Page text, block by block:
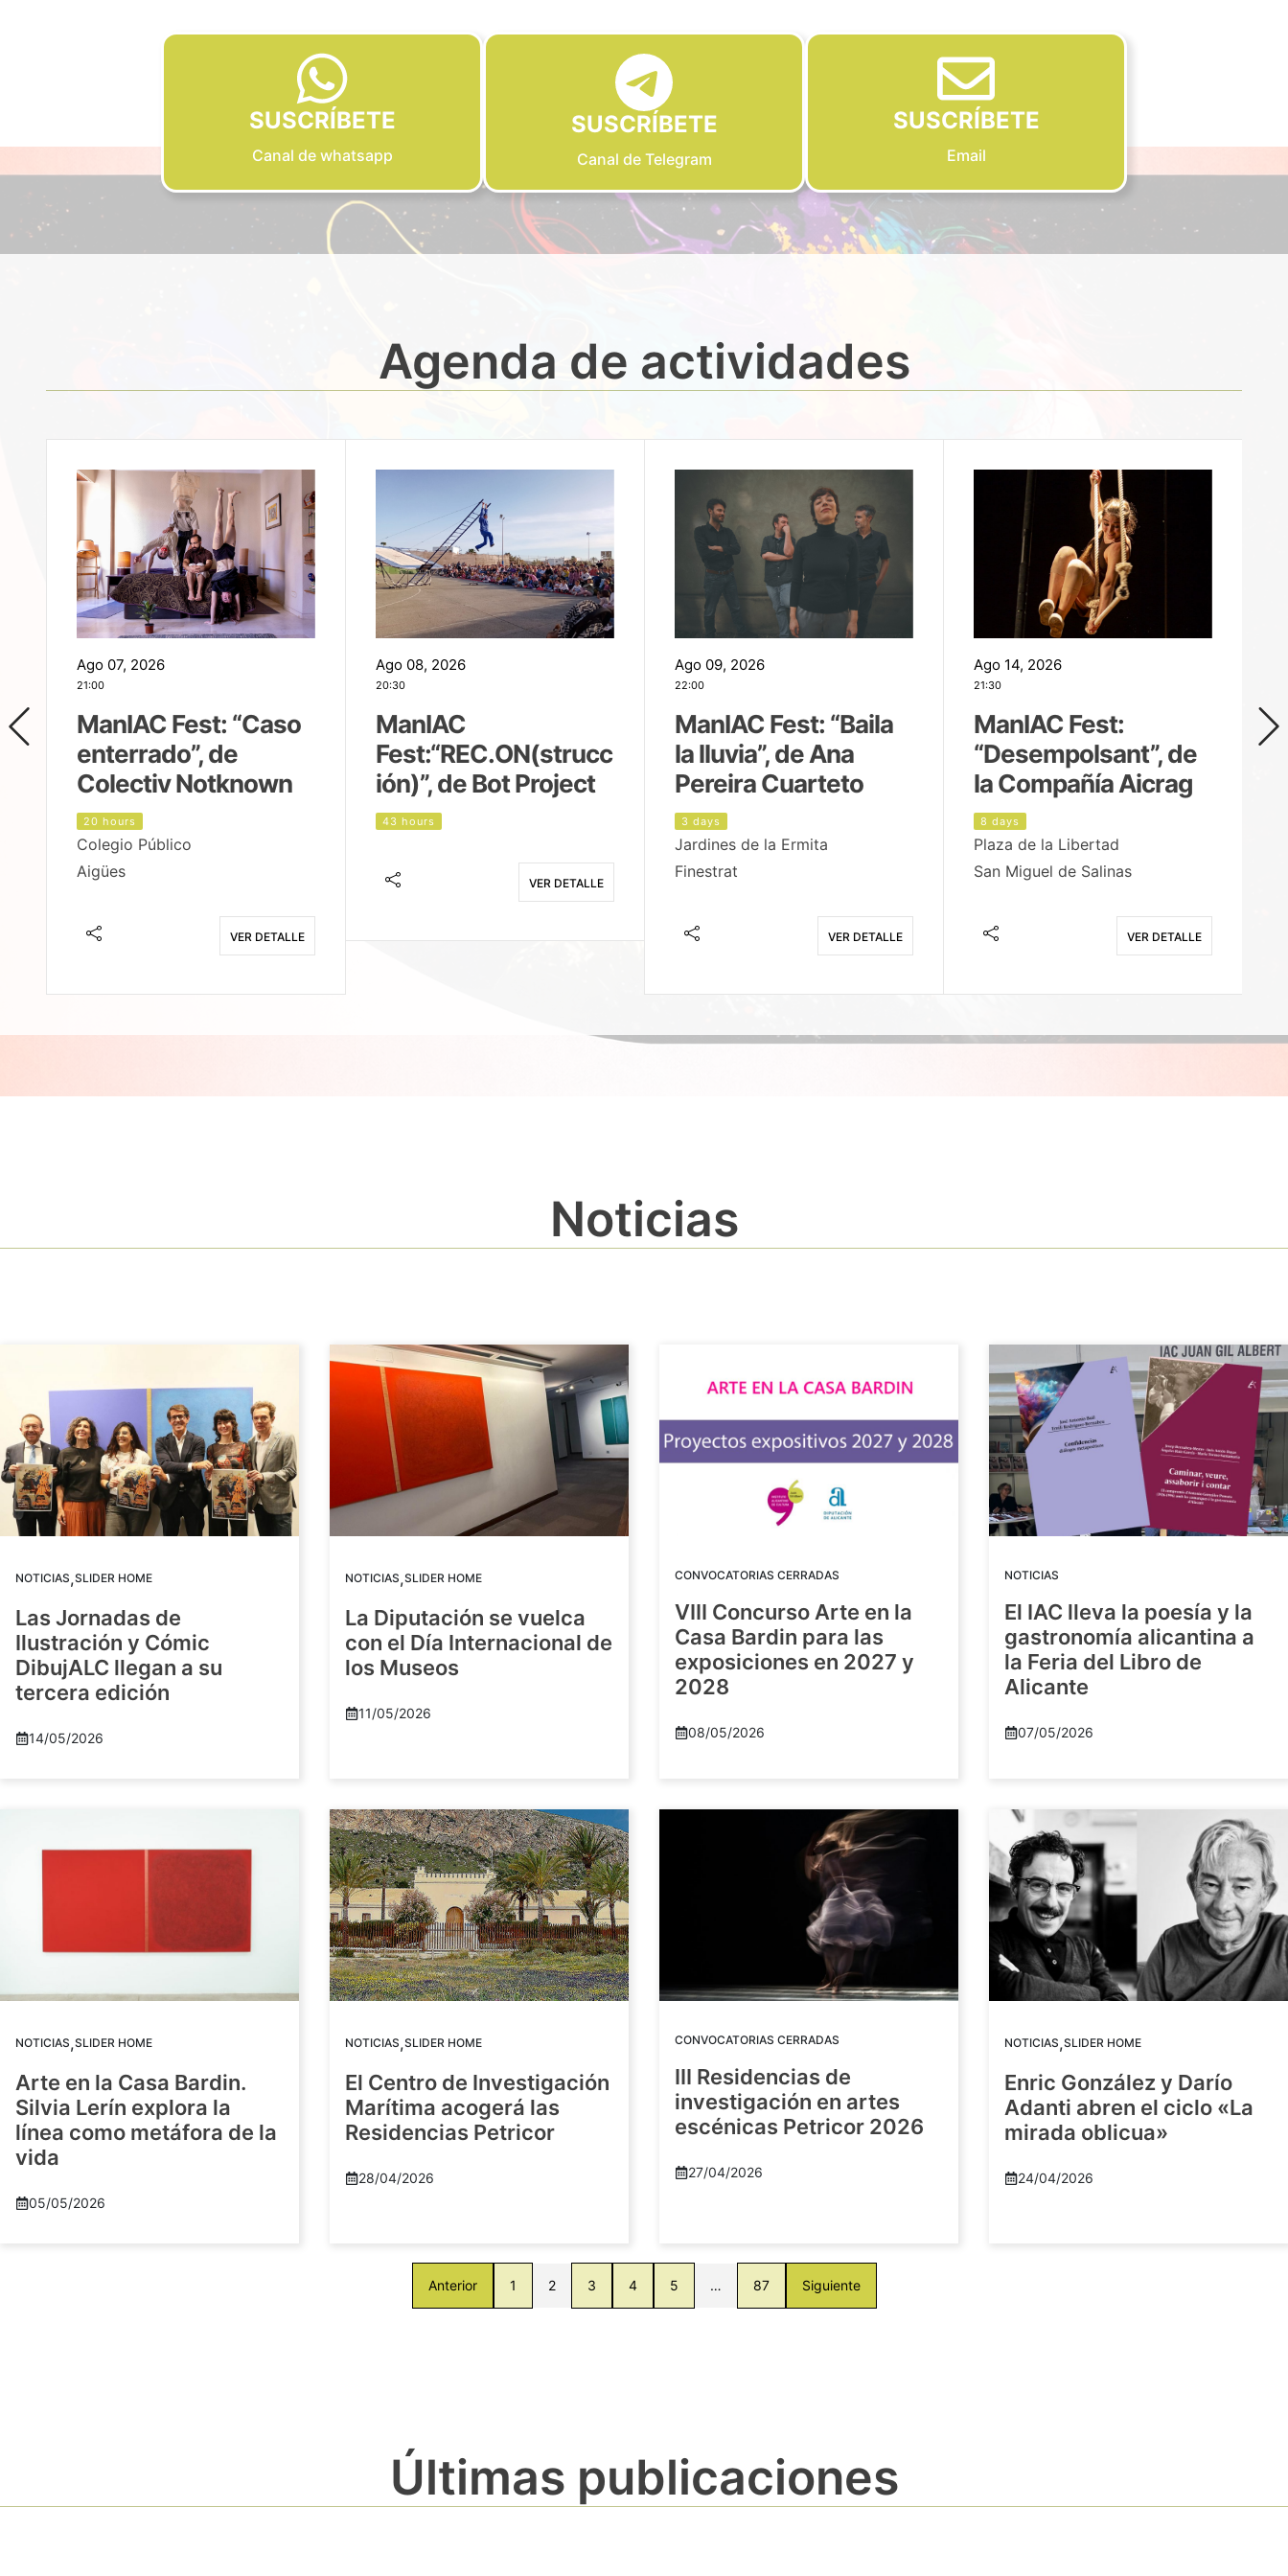
SUSCRÍBETE
Canal de whatsapp
SUSCRÍBETE
Canal de Telegram
SUSCRÍBETE
Email
Agenda de actividades
Ago 07, 2026
21:00
ManIAC Fest: “Caso
enterrado”, de
Colectiv Notknown
20 hours
Colegio Público
Aigües
VER DETALLE
Ago 08, 2026
20:30
ManIAC
Fest:“REC.ON(strucc
ión)”, de Bot Project
43 hours
VER DETALLE
Ago 09, 2026
22:00
ManIAC Fest: “Baila
la lluvia”, de Ana
Pereira Cuarteto
3 days
Jardines de la Ermita
Finestrat
VER DETALLE
Ago 14, 2026
21:30
ManIAC Fest:
“Desempolsant”, de
la Compañía Aicrag
8 days
Plaza de la Libertad
San Miguel de Salinas
VER DETALLE
Noticias
NOTICIAS,SLIDER HOME
Las Jornadas de
Ilustración y Cómic
DibujALC llegan a su
tercera edición
14/05/2026
NOTICIAS,SLIDER HOME
La Diputación se vuelca
con el Día Internacional de
los Museos
11/05/2026
CONVOCATORIAS CERRADAS
VIII Concurso Arte en la
Casa Bardin para las
exposiciones en 2027 y
2028
08/05/2026
NOTICIAS
El IAC lleva la poesía y la
gastronomía alicantina a
la Feria del Libro de
Alicante
07/05/2026
NOTICIAS,SLIDER HOME
Arte en la Casa Bardin.
Silvia Lerín explora la
línea como metáfora de la
vida
05/05/2026
NOTICIAS,SLIDER HOME
El Centro de Investigación
Marítima acogerá las
Residencias Petricor
28/04/2026
CONVOCATORIAS CERRADAS
III Residencias de
investigación en artes
escénicas Petricor 2026
27/04/2026
NOTICIAS,SLIDER HOME
Enric González y Darío
Adanti abren el ciclo «La
mirada oblicua»
24/04/2026
Anterior 1 2 3 4 5 … 87 Siguiente
Últimas publicaciones